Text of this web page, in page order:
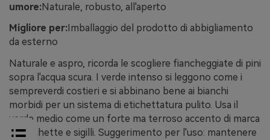
umore:Naturale, robusto, all'aperto
Migliore per: Imballaggio del prodotto di abbigliamento
da esterno
Naturale e aspro, ricorda le scogliere fiancheggiate di pini
sopra l'acqua scura. I verde intenso si leggono come i
sempreverdi costieri e si abbinano bene ai bianchi
morbidi per un sistema di etichettatura pulito. Usa il
verde medio come un forte ma terroso accento di marca
su etichette e sigilli. Suggerimento per l'uso: mantenere